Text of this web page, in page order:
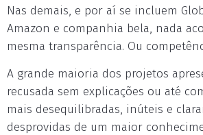
Nas demais, e por aí se incluem
Amazon e companhia bela, nada
mesma transparência. Ou
A grande maioria dos projetos
recusada sem explicações ou até
mais desequilibradas, inúteis e
desprovidas de um maior